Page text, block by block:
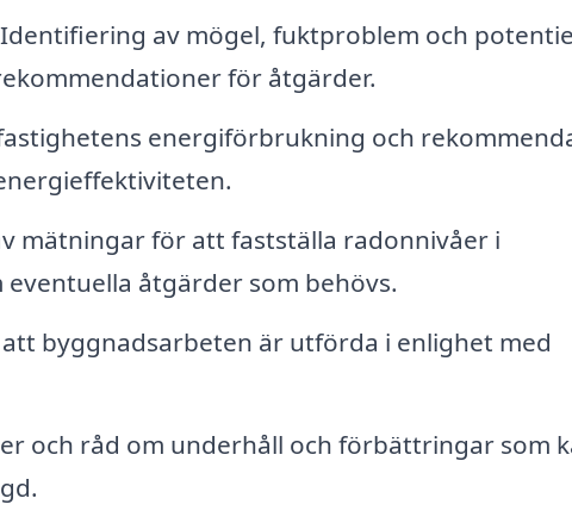
Identifiering av mögel, fuktproblem och
för åtgärder.
energiförbrukning och
mätningar för att fastställa radonnivåer i
åtgärder som behövs.
byggnadsarbeten är utförda i enlighet med
och råd om underhåll och förbättringar som